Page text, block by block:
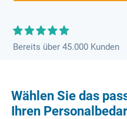
Bereits über 45.000 Kunden
Wählen Sie das
Ihren